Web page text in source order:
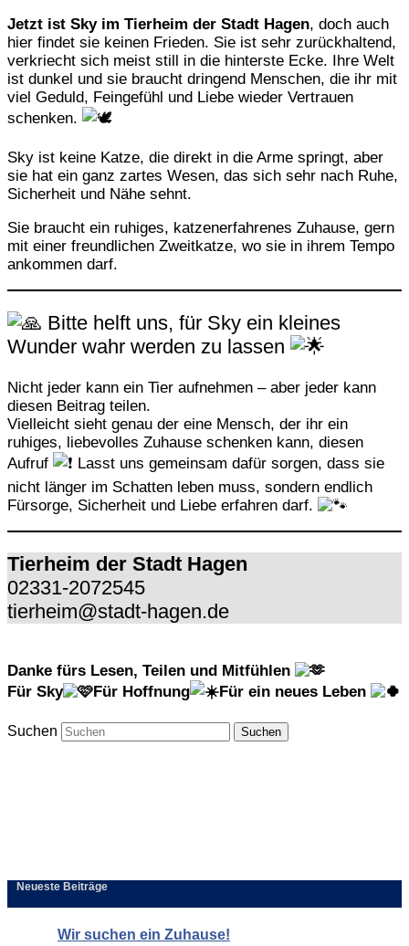
Jetzt ist Sky im Tierheim der Stadt Hagen, doch auch
hier findet sie keinen Frieden. Sie ist sehr zurückhaltend,
verkriecht sich meist still in die hinterste Ecke. Ihre Welt
ist dunkel und sie braucht dringend Menschen, die ihr mit
viel Geduld, Feingefühl und Liebe wieder Vertrauen
schenken.
Sky ist keine Katze, die direkt in die Arme springt, aber
sie hat ein ganz zartes Wesen, das sich sehr nach Ruhe,
Sicherheit und Nähe sehnt.
Sie braucht ein ruhiges, katzenerfahrenes Zuhause, gern
mit einer freundlichen Zweitkatze, wo sie in ihrem Tempo
ankommen darf.
Bitte helft uns, für Sky ein kleines
Wunder wahr werden zu lassen
Nicht jeder kann ein Tier aufnehmen – aber jeder kann
diesen Beitrag teilen.
Vielleicht sieht genau der eine Mensch, der ihr ein
ruhiges, liebevolles Zuhause schenken kann, diesen
Aufruf
Lasst uns gemeinsam dafür sorgen, dass sie
nicht länger im Schatten leben muss, sondern endlich
Fürsorge, Sicherheit und Liebe erfahren darf.
Tierheim der Stadt Hagen
02331-2072545
tierheim@stadt-hagen.de
Danke fürs Lesen, Teilen und Mitfühlen
Für Sky
Für Hoffnung Für ein neues Leben
Suchen
Neueste Beiträge
Wir suchen ein Zuhause!